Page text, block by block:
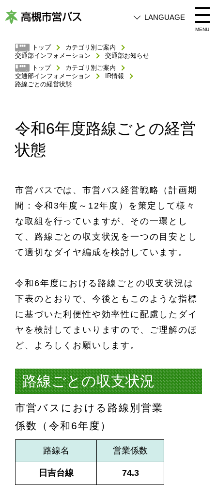
槻
市
営
LANGUAGE
MENU
トップ
カテゴリ別ご案内
交通部インフォメーション
交通部お知らせ
トップ
カテゴリ別ご案内
交通部インフォメーション
IR情報
路線ごとの経営状態
令和6年度路線ごとの経営
状態
市営バスでは、市営バス経営戦略（計画期
間：令和3年度～12年度）を策定して様々
な取組を行っていますが、その一環とし
て、路線ごとの収支状況を一つの目安とし
て適切なダイヤ編成を検討しています。
令和6年度における路線ごとの収支状況は
下表のとおりで、今後ともこのような指標
に基づいた利便性や効率性に配慮したダイ
ヤを検討してまいりますので、ご理解のほ
ど、よろしくお願いします。
路線ごとの収支状況
市営バスにおける路線別営業
係数（令和6年度）
路線名 営業係数
日吉台線 74.3